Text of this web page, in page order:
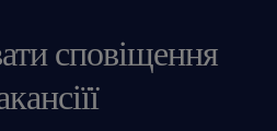
сповіщення